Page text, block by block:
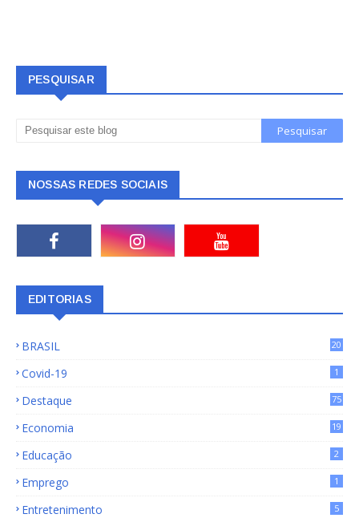
PESQUISAR
NOSSAS REDES SOCIAIS
EDITORIAS
BRASIL
20
Covid-19 1
Destaque
75
Economia
19
Educação 2
Emprego 1
Entretenimento 5